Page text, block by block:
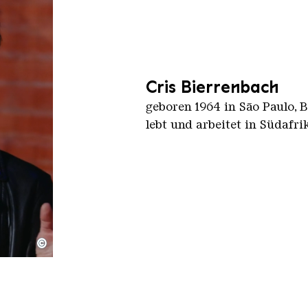
Völklinger Hütte
©
Cris Bierrenbach
geboren 1964 in Sāo Paulo,
lebt und arbeitet in